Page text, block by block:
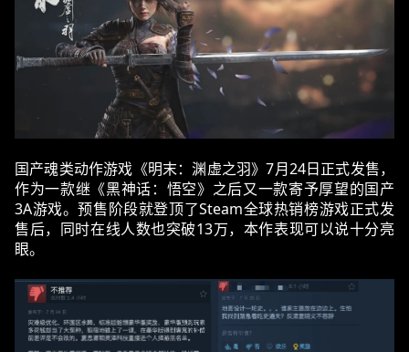
国产魂类动作游戏《明末：渊虚之羽》7月24日正式发售，
作为一款继《黑神话：悟空》之后又一款寄予厚望的国产
3A游戏。预售阶段就登顶了Steam全球热销榜游戏正式发
售后，同时在线人数也突破13万，本作表现可以说十分亮
眼。